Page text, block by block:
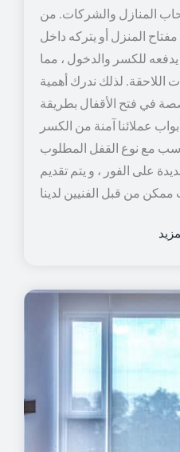
المنازل والشركات. من
المنزل أو يتركه داخل
يدفعه للكسر والدخول ، مما
اللاحقة. لذلك ندرك أهمية
في فتح الأقفال بطريقة
عملائنا آمنة من الكسر
مع نوع القفل المطلوب
على الفور ، و يتم تقديم